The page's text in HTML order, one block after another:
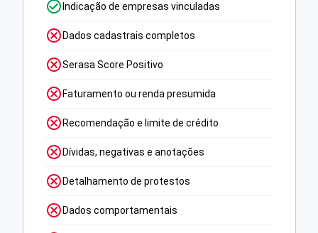
Indicação de empresas vinculadas
Dados cadastrais completos
Serasa Score Positivo
Faturamento ou renda presumida
Recomendação e limite de crédito
Dívidas, negativas e anotações
Detalhamento de protestos
Dados comportamentais